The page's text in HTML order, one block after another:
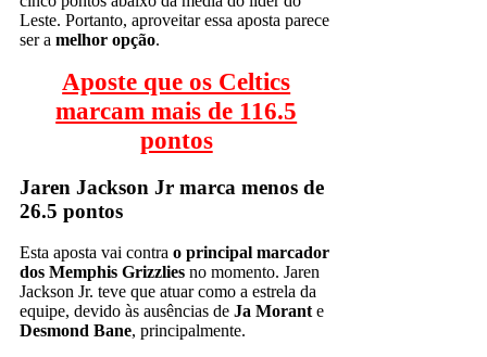
Leste. Portanto, aproveitar essa aposta parece
ser a melhor opção.
Aposte que os Celtics
marcam mais de 116.5
pontos
Jaren Jackson Jr marca menos de
26.5 pontos
Esta aposta vai contra o principal marcador
dos Memphis Grizzlies no momento. Jaren
Jackson Jr. teve que atuar como a estrela da
equipe, devido às ausências de Ja Morante
Desmond Bane, principalmente.